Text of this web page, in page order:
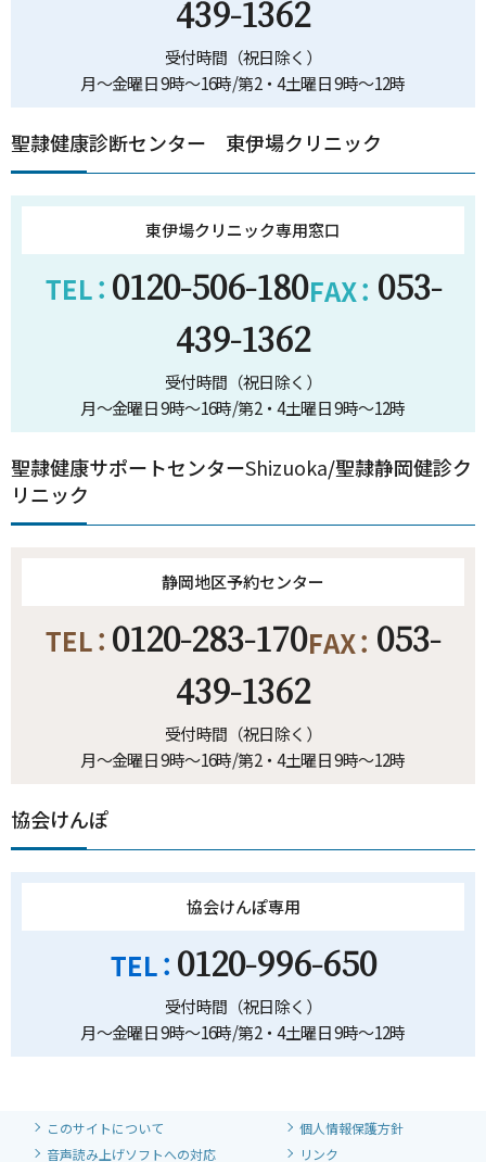
439-1362
受付時間（祝日除く）
月～金曜日 9時～16時/第2・4土曜日 9時～12時
聖隷健康診断センター 東伊場クリニック
東伊場クリニック専用窓口
0120-506-180
053-
439-1362
受付時間（祝日除く）
月～金曜日 9時～16時/第2・4土曜日 9時～12時
聖隷健康サポートセンターShizuoka/聖隷静岡健診ク
リニック
静岡地区予約センター
0120-283-170
053-
439-1362
受付時間（祝日除く）
月～金曜日 9時～16時/第2・4土曜日 9時～12時
協会けんぽ
協会けんぽ専用
0120-996-650
受付時間（祝日除く）
月～金曜日 9時～16時/第2・4土曜日 9時～12時
このサイトについて
個人情報保護方針
音声読み上げソフトへの対応
リンク